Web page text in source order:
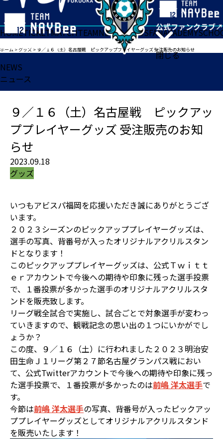
閉じる
HOMETICKETMATCHTEAMNEWSGOODSFANACADEMY
ホーム >グッズ > ９／１６（土）名古屋戦 ピックアッププレイヤーグッズ 受注販売のお知らせ
NEWS
ニュース
９／１６（土）名古屋戦 ピックアッ
ププレイヤーグッズ 受注販売のお知
らせ
2023.09.18
グッズ
いつもアビスパ福岡を応援いただき誠にありがとうござ
います。
２０２３シーズンのピックアッププレイヤーグッズは、
選手の写真、背番号が入ったオリジナルアクリルスタン
ドとなります！
このピックアッププレイヤーグッズは、公式Ｔｗｉｔｔ
ｅｒアカウントで今後への期待や印象に残った選手投票
で、１番投票が多かった選手のオリジナルアクリルスタ
ンドを販売致します。
リーグ戦全試合で実施し、試合ごとで対象選手が変わっ
ていきますので、観戦記念の思い出の１つにいかがでし
ょうか？
この度、９／１６（土）に行われました２０２３明治安
田生命Ｊ１リーグ第２７節名古屋グランパス戦におい
て、公式Twitterアカウントで今後への期待や印象に残っ
た選手投票で、１番投票が多かったのは前嶋 洋太選手で
す。
今節は前嶋 洋太選手の写真、背番号が入ったピックアッ
ププレイヤーグッズとしてオリジナルアクリルスタンド
を販売いたします！